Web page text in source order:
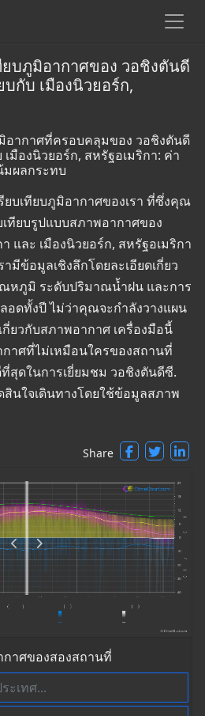
บภูมิอากาศของ วอชิงตันดี
บกับ เมืองนิวยอร์ก,
อากาศที่ครอบคลุมของ วอชิงตันดี
มืองนิวยอร์ก, สหรัฐอเมริกา: ค่า
มผลกระทบ
ยบเทียบภูมิอากาศของเรา ที่ซึ่งคุณ
ทียบรูปแบบสภาพอากาศของ
และ เมืองนิวยอร์ก, สหรัฐอเมริกา
มีข้อมูลเชิงลึกโดยละเอียดเกี่ยว
หภูมิ ระดับปริมาณน้ำฝน และการ
อดทั้งปี ไม่ว่าคุณจะกำลังวางแผน
ยวกับสภาพอากาศ เครื่องมือนี้
าศที่ไม่เหมือนใครของสถานที่
สุดในการเยี่ยมชม วอชิงตันดีซี.
สินใจเดินทางโดยใช้ข้อมูลสภาพ
Share
กาศของสองสถานที่